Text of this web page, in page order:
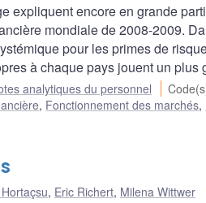
expliquent encore en grande
mondiale de 2008-2009.
pour les primes de
à chaque pays jouent un plus
analytiques du personnel
, Fonctionnement des marchés,
, Eric Richert, Milena Wittwer